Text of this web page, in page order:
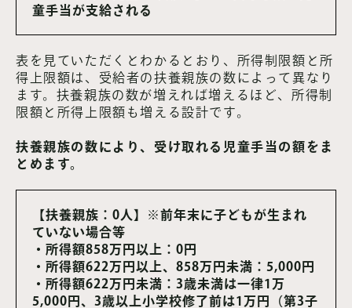
童手当が支給される
表を見ていただくとわかるとおり、所得制限額と所
得上限額は、受給者の扶養親族の数によって異なり
ます。扶養親族の数が増えれば増えるほど、所得制
限額と所得上限額も増える設計です。
扶養親族の数により、受け取れる児童手当の額をま
とめます。
【扶養親族：0人】※前年末に子どもが生まれ
ていない場合等
・所得額858万円以上：0円
・所得額622万円以上、858万円未満：5,000円
・所得額622万円未満：3歳未満は一律1万
5,000円、3歳以上小学校修了前は1万円（第3子